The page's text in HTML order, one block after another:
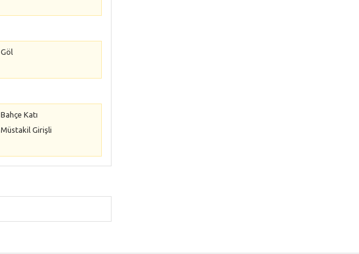
Göl
Bahçe Katı
Müstakil Girişli